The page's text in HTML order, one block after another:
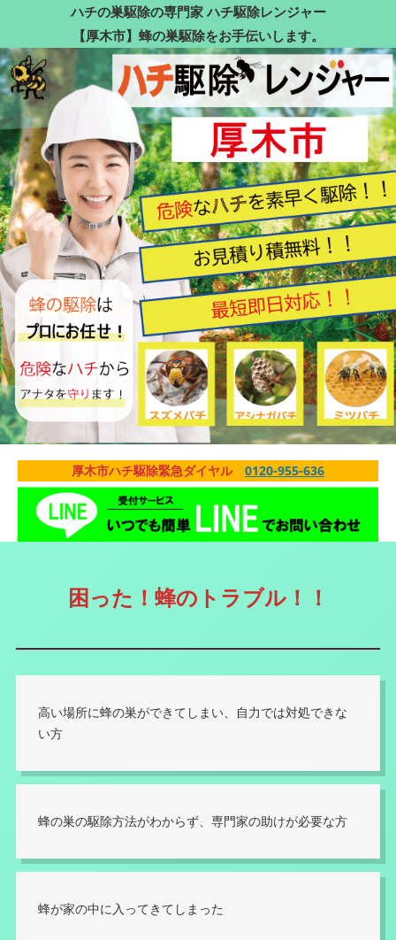
ハチの巣駆除の専門家 ハチ駆除レンジャー
【厚木市】蜂の巣駆除をお手伝いします。
厚木市ハチ駆除緊急ダイヤル 0120-955-636
困った！蜂のトラブル！！
高い場所に蜂の巣ができてしまい、自力では対処できな
い方
蜂の巣の駆除方法がわからず、専門家の助けが必要な方
蜂が家の中に入ってきてしまった